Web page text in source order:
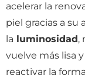
acelerar la
piel gracias a su
la luminosidad,
vuelve más lisa
reactivar la